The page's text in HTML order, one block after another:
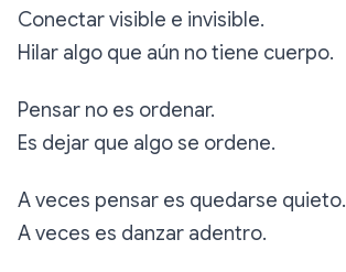
Conectar visible e invisible.
Hilar algo que aún no tiene cuerpo.
Pensar no es ordenar.
Es dejar que algo se ordene.
A veces pensar es quedarse quieto.
A veces es danzar adentro.